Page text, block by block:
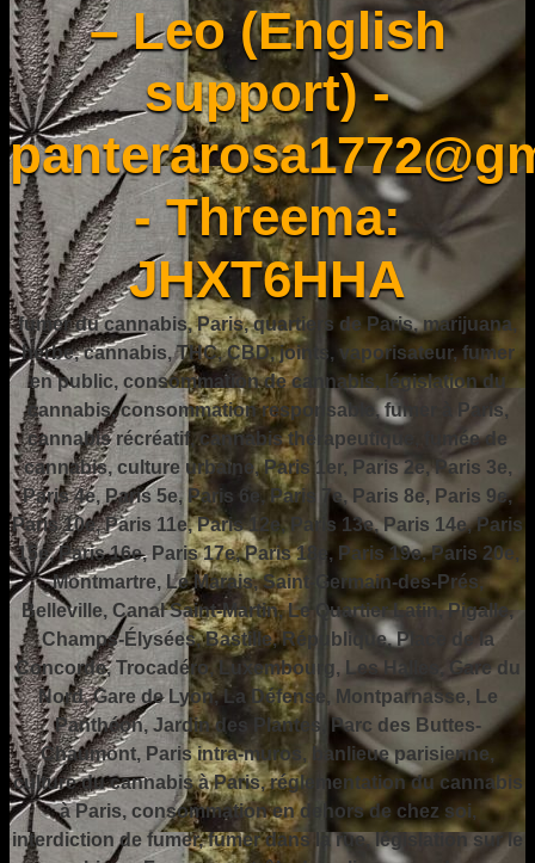
– Leo (English
support) -
- Threema:
JHXT6HHA
fumer du cannabis, Paris, quartiers de Paris, marijuana,
herbe, cannabis, THC, CBD, joints, vaporisateur, fumer
en public, consommation de cannabis, législation du
cannabis, consommation responsable, fumer à Paris,
cannabis récréatif, cannabis thérapeutique, fumée de
cannabis, culture urbaine, Paris 1er, Paris 2e, Paris 3e,
Paris 4e, Paris 5e, Paris 6e, Paris 7e, Paris 8e, Paris 9e,
Paris 10e, Paris 11e, Paris 12e, Paris 13e, Paris 14e, Paris
15e, Paris 16e, Paris 17e, Paris 18e, Paris 19e, Paris 20e,
Montmartre, Le Marais, Saint-Germain-des-Prés,
Belleville, Canal Saint-Martin, Le Quartier Latin, Pigalle,
Champs-Élysées, Bastille, République, Place de la
Concorde, Trocadéro, Luxembourg, Les Halles, Gare du
Nord, Gare de Lyon, La Défense, Montparnasse, Le
Panthéon, Jardin des Plantes, Parc des Buttes-
Chaumont, Paris intra-muros, banlieue parisienne,
culture du cannabis à Paris, réglementation du cannabis
à Paris, consommation en dehors de chez soi,
interdiction de fumer, fumer dans la rue, législation sur le